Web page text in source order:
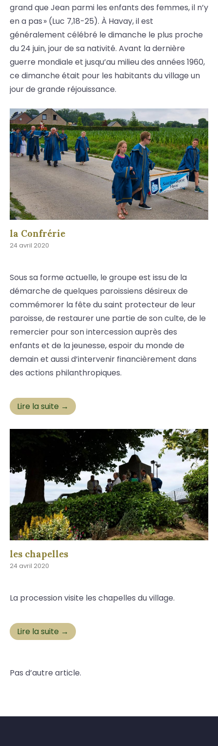
grand que Jean parmi les enfants des femmes, il n’y
en a pas » (Luc 7,18-25). À Havay, il est
généralement célébré le dimanche le plus proche
du 24 juin, jour de sa nativité. Avant la dernière
guerre mondiale et jusqu’au milieu des années 1960,
ce dimanche était pour les habitants du village un
jour de grande réjouissance.
la Confrérie
24 avril 2020
Sous sa forme actuelle, le groupe est issu de la
démarche de quelques paroissiens désireux de
commémorer la fête du saint protecteur de leur
paroisse, de restaurer une partie de son culte, de le
remercier pour son intercession auprès des
enfants et de la jeunesse, espoir du monde de
demain et aussi d’intervenir financièrement dans
des actions philanthropiques.
Lire la suite →
les chapelles
24 avril 2020
La procession visite les chapelles du village.
Lire la suite →
Pas d’autre article.